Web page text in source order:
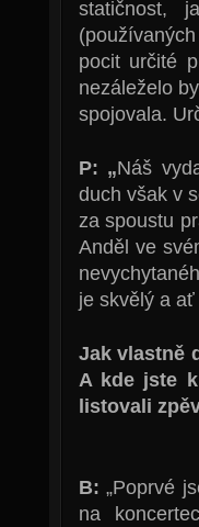
statičnost,
pocit určité
nezáleželo
spojovala.
P: „Náš
duch však v
za spoustu
Anděl ve
je skvělý a
Jak vlastně
A kde jste
listovali
B:„Poprvé
na